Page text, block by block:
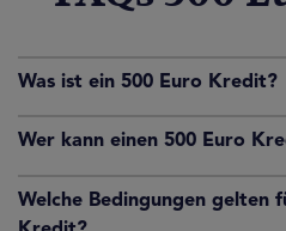
Was ist ein 500 Euro Kredit?
Wer kann einen 500 Euro
Welche Bedingungen gelten